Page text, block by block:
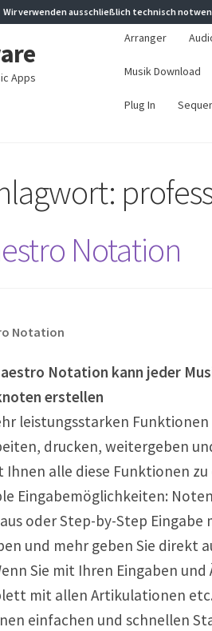
Apps
Arranger
Musik Download
Plug In
Notation
Notation
Notation kann jeder
erstellen
leistungsstarken
drucken, weitergeben
Ihnen alle diese Funktionen
Eingabemöglichkeiten:
oder Step-by-Step
und mehr geben Sie direkt
Sie mit Ihren Eingaben
mit allen Artikulationen
einfachen und schnellen
Wir verwenden ausschließlich technisch